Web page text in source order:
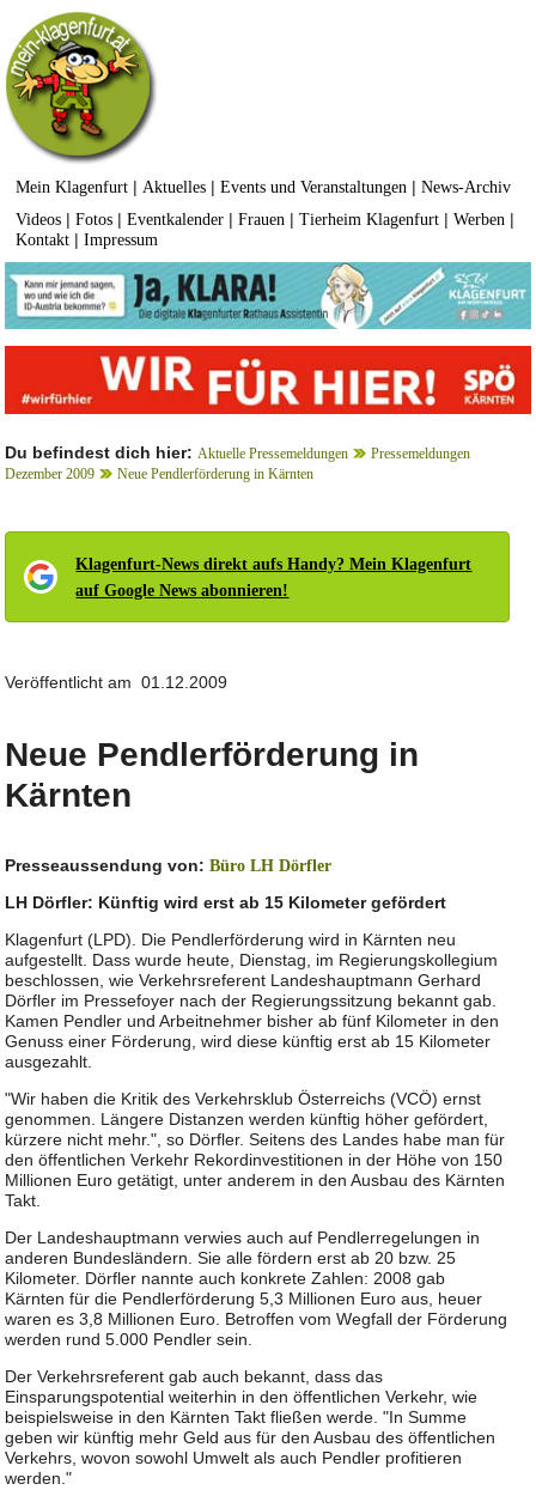
Mein Klagenfurt | Aktuelles |Events und Veranstaltungen |News-Archiv
Videos |Fotos |Eventkalender |Frauen |Tierheim Klagenfurt |Werben |
Kontakt |Impressum
Du befindest dich hier: Aktuelle Pressemeldungen
Pressemeldungen
Dezember 2009
Neue Pendlerförderung in Kärnten
Klagenfurt-News direkt aufs Handy? Mein Klagenfurt
auf Google News abonnieren!
Veröffentlicht am 01.12.2009
Neue Pendlerförderung in
Kärnten
Presseaussendung von:Büro LH Dörfler
LH Dörfler: Künftig wird erst ab 15 Kilometer gefördert
Klagenfurt (LPD). Die Pendlerförderung wird in Kärnten neu
aufgestellt. Dass wurde heute, Dienstag, im Regierungskollegium
beschlossen, wie Verkehrsreferent Landeshauptmann Gerhard
Dörfler im Pressefoyer nach der Regierungssitzung bekannt gab.
Kamen Pendler und Arbeitnehmer bisher ab fünf Kilometer in den
Genuss einer Förderung, wird diese künftig erst ab 15 Kilometer
ausgezahlt.
"Wir haben die Kritik des Verkehrsklub Österreichs (VCÖ) ernst
genommen. Längere Distanzen werden künftig höher gefördert,
kürzere nicht mehr.", so Dörfler. Seitens des Landes habe man für
den öffentlichen Verkehr Rekordinvestitionen in der Höhe von 150
Millionen Euro getätigt, unter anderem in den Ausbau des Kärnten
Takt.
Der Landeshauptmann verwies auch auf Pendlerregelungen in
anderen Bundesländern. Sie alle fördern erst ab 20 bzw. 25
Kilometer. Dörfler nannte auch konkrete Zahlen: 2008 gab
Kärnten für die Pendlerförderung 5,3 Millionen Euro aus, heuer
waren es 3,8 Millionen Euro. Betroffen vom Wegfall der Förderung
werden rund 5.000 Pendler sein.
Der Verkehrsreferent gab auch bekannt, dass das
Einsparungspotential weiterhin in den öffentlichen Verkehr, wie
beispielsweise in den Kärnten Takt fließen werde. "In Summe
geben wir künftig mehr Geld aus für den Ausbau des öffentlichen
Verkehrs, wovon sowohl Umwelt als auch Pendler profitieren
werden."